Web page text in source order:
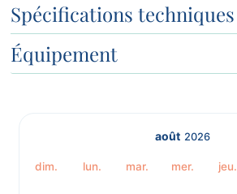
Spécifications techniques
Équipement
août 2026
dim. lun. mar. mer. jeu.